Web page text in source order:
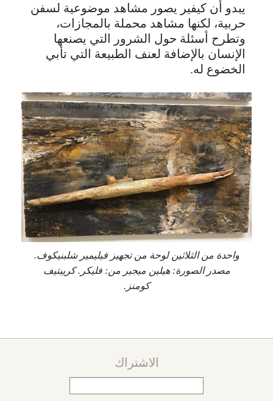
يبدو أن كيفير يصور مشاهد موضوعية لسفن
حربية، لكنها مشاهد محملة بالمجازات،
وتطرح أسئلة حول الشرور التي يصنعها
الإنسان بالإضافة لعنف الطبيعة التي تأبي
الخضوع له.
واحدة من الثلاثين لوحة من تجهيز فيليمير شلبنيكوف.
مصدر الصورة: هيلين ميجير من: فليكر. كرييتيف
كومنز.
الاشتراك